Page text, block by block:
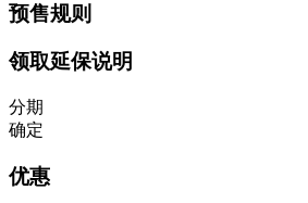
预售规则
领取延保说明
分期
确定
优惠